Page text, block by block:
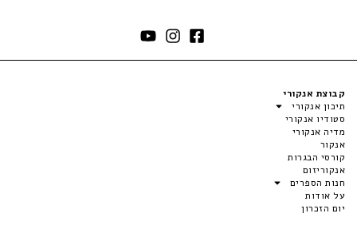
קבוצת אנקורי
תיכון אנקורי
סטודיו אנקורי
מדיה אנקורי
אנקור
קורסי הבגרות
אנקוריזום
חנות הספרים
על אודות
יום הזכרון